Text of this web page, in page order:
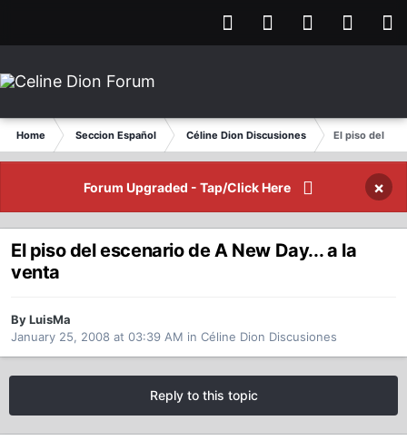
Home Seccion Español Céline Dion Discusiones El piso del
Forum Upgraded - Tap/Click Here ×
El piso del escenario de A New Day... a la
venta
By LuisMa
January 25, 2008 at 03:39 AM in Céline Dion Discusiones
Reply to this topic